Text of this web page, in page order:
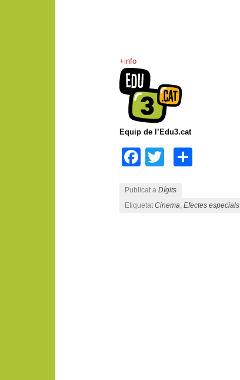
+info
Equip de l’Edu3.cat
Facebook
Twitter
Publicat aDígits
EtiquetatCinema,Efectes especials